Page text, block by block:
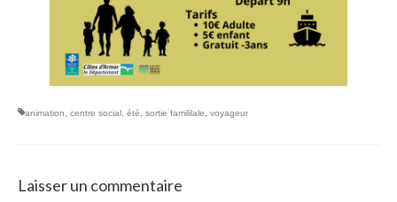
animation centre social été sortie famililale voyageur
Laisser un commentaire